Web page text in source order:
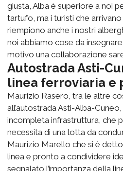
giusta, Alba è superiore a noi
tartufo, ma i turisti che
riempiono anche i nostri
noi abbiamo cose da
motivo una collaborazione
Autostrada Asti-
linea ferroviaria e
Maurizio Rasero, tra le altre
all’autostrada Asti-Alba-
incompleta infrastruttura, che
necessita di una lotta da
Maurizio Marello che si è
linea e pronto a condividere
segnalato l’importanza della